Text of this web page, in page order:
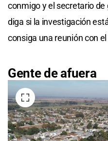
conmigo y el secretario
diga si la investigación
consiga una reunión con
Gente de afuera